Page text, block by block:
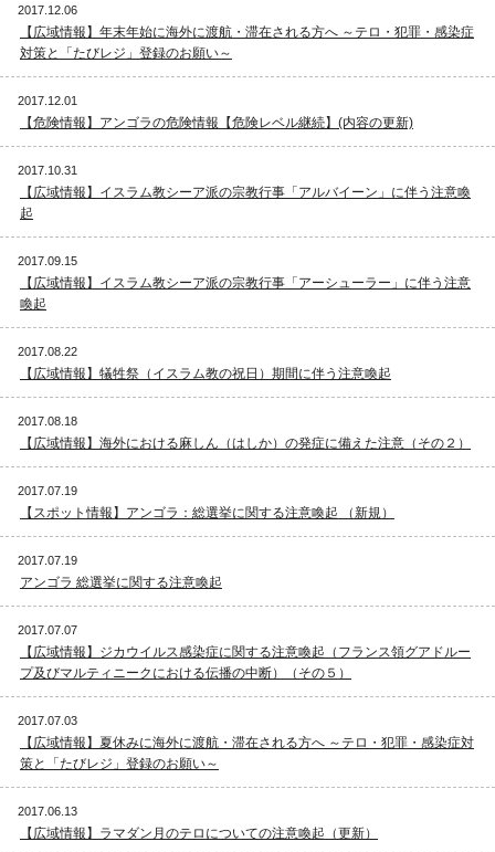
2017.12.06
【広域情報】年末年始に海外に渡航・滞在される方へ ～テロ・犯罪・感染症
対策と「たびレジ」登録のお願い～
2017.12.01
【危険情報】アンゴラの危険情報【危険レベル継続】(内容の更新)
2017.10.31
【広域情報】イスラム教シーア派の宗教行事「アルバイーン」に伴う注意喚
起
2017.09.15
【広域情報】イスラム教シーア派の宗教行事「アーシューラー」に伴う注意
喚起
2017.08.22
【広域情報】犠牲祭（イスラム教の祝日）期間に伴う注意喚起
2017.08.18
【広域情報】海外における麻しん（はしか）の発症に備えた注意（その２）
2017.07.19
【スポット情報】アンゴラ：総選挙に関する注意喚起 （新規）
2017.07.19
アンゴラ 総選挙に関する注意喚起
2017.07.07
【広域情報】ジカウイルス感染症に関する注意喚起（フランス領グアドルー
プ及びマルティニークにおける伝播の中断）（その５）
2017.07.03
【広域情報】夏休みに海外に渡航・滞在される方へ ～テロ・犯罪・感染症対
策と「たびレジ」登録のお願い～
2017.06.13
【広域情報】ラマダン月のテロについての注意喚起（更新）